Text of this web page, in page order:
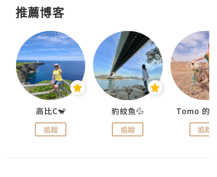
推薦博客
高比C🐒
追蹤
豹紋魚💦
追蹤 追蹤